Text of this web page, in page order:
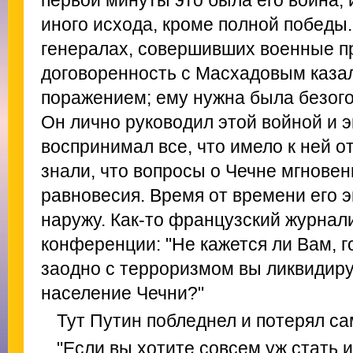
иного исхода, кроме полной
генералах, совершивших военные
договоренность с Масхадовым
поражением; ему нужна была
Он лично руководил этой войной и
воспринимал все, что имело к ней
знали, что вопросы о Чечне
равновесия. Время от времени его
наружу. Как-то французский
конференции: "Не кажется ли Вам,
заодно с терроризмом вы
население Чечни?"
Тут Путин побледнел и потерял
"Если вы хотите совсем уж стать